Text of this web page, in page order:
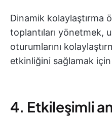
Dinamik kolaylaştırma
toplantıları yönetmek,
oturumlarını
etkinliğini sağlamak
4. Etkileşimli